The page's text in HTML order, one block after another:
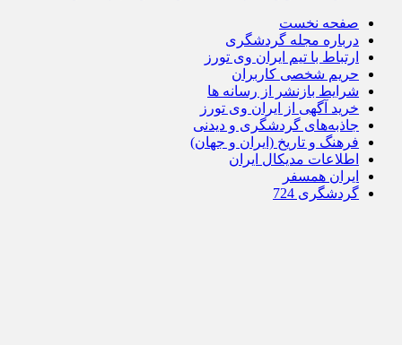
صفحه نخست
درباره مجله گردشگری
ارتباط با تیم ایران وی تورز
حریم شخصی کاربران
شرایط بازنشر از رسانه ها
خرید آگهی از ایران وی تورز
جاذبه‌های گردشگری و دیدنی
فرهنگ و تاریخ (ایران و جهان)
اطلاعات مدیکال ایران
ایران همسفر
گردشگری 724